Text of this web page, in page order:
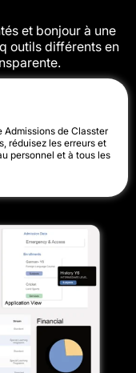
et bonjour à une
outils différents en
Admissions de Classter
réduisez les erreurs et
personnel et à tous les